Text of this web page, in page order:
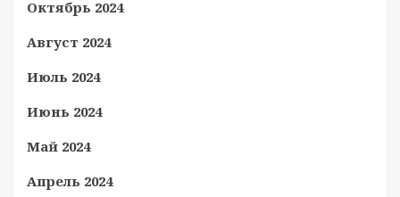
Октябрь 2024
Август 2024
Июль 2024
Июнь 2024
Май 2024
Апрель 2024